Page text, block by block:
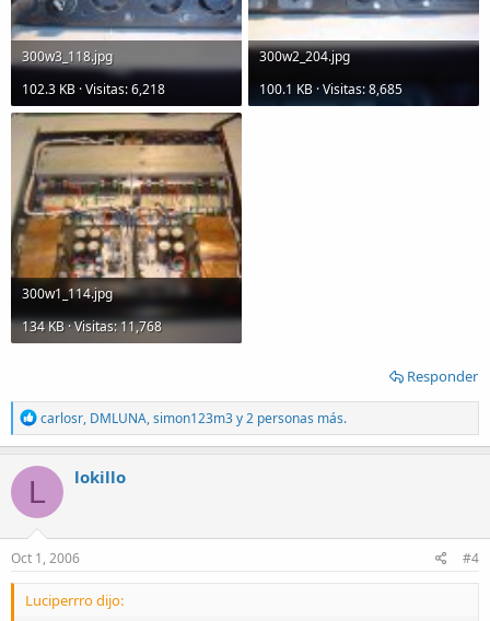
300w3_118.jpg
102.3 KB · Visitas: 6,218
300w2_204.jpg
100.1 KB · Visitas: 8,685
300w1_114.jpg
134 KB · Visitas: 11,768
Responder
R
e
a
c
i
o
n
s
carlosr, DMLUNA,simon123m3y 2 personas más.
L lokillo
Oct 1, 2006 #4
Luciperrro dijo: